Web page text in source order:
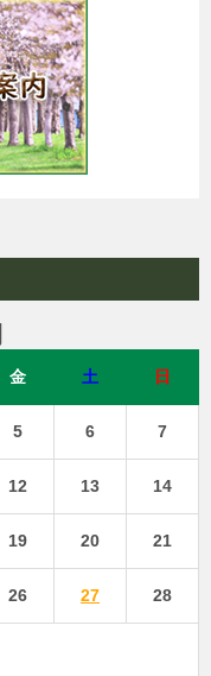
金 土 日
5 6 7
12 13 14
19 20 21
26 27 28